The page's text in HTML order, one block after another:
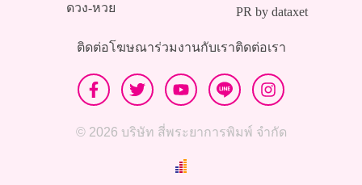
ดวง-หวย
PR by dataxet
ติดต่อโฆษณาร่วมงานกับเราติดต่อเรา
© 2026 บริษัท สี่พระยาการพิมพ์ จำกัด